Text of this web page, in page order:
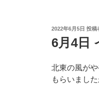
投
日:
2022年6月5日 投稿
6月4日
北東の風が
もらいまし